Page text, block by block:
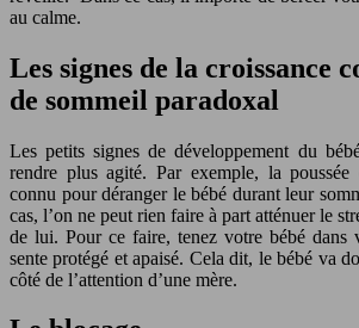
au calme.
Les signes de la croissance
de sommeil paradoxal
Les petits signes de développement du
rendre plus agité. Par exemple, la
connu pour déranger le bébé durant leur
cas, l’on ne peut rien faire à part atténuer le
de lui. Pour ce faire, tenez votre bébé dans
sente protégé et apaisé. Cela dit, le bébé va
côté de l’attention d’une mère.